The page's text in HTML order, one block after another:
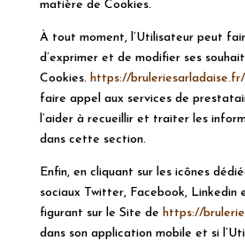
matière de Cookies.
À tout moment, l’Utilisateur peut
d’exprimer et de modifier ses
Cookies. https://bruleriesarladaise.fr/
faire appel aux services de
l’aider à recueillir et traiter les
dans cette section.
Enfin, en cliquant sur les icônes
sociaux Twitter, Facebook, Linkedin
figurant sur le Site de https://
dans son application mobile et si